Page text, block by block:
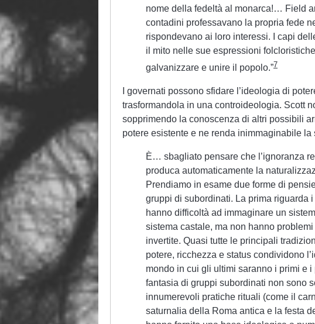
nome della fedeltà al monarca!… Field
contadini professavano la propria fede
rispondevano ai loro interessi. I capi
il mito nelle sue espressioni
galvanizzare e unire il popolo.”7
I governati possono sfidare l’ideologia di
trasformandola in una controideologia. Scott
sopprimendo la conoscenza di altri possibili
potere esistente e ne renda inimmaginabile la
È… sbagliato pensare che l’ignoranza
produca automaticamente la
Prendiamo in esame due forme di
gruppi di subordinati. La prima riguarda
hanno difficoltà ad immaginare un
sistema castale, ma non hanno
invertite. Quasi tutte le principali
potere, ricchezza e status condividono
mondo in cui gli ultimi saranno i primi e
fantasia di gruppi subordinati non sono
innumerevoli pratiche rituali (come il
saturnalia della Roma antica e la festa